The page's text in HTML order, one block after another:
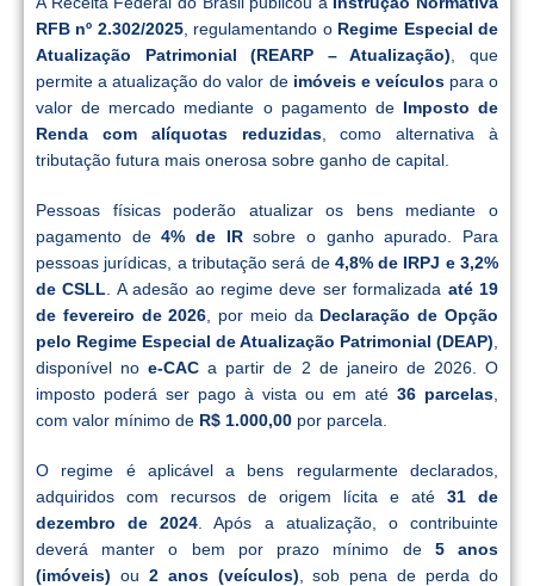
RFB nº 2.302/2025, regulamentando o Regime Especial de
Atualização Patrimonial (REARP – Atualização) , que
permite a atualização do valor de imóveis e veículospara o
valor de mercado mediante o pagamento de Imposto de
Renda com alíquotas reduzidas, como alternativa à
tributação futura mais onerosa sobre ganho de capital.
Pessoas físicas poderão atualizar os bens mediante o
pagamento de4% de IRsobre o ganho apurado. Para
pessoas jurídicas, a tributação será de 4,8% de IRPJ e 3,2%
de CSLL . A adesão ao regime deve ser formalizada até 19
de fevereiro de 2026 , por meio da Declaração de Opção
pelo Regime Especial de Atualização Patrimonial (DEAP)
disponível noe-CAC a partir de 2 de janeiro de 2026. O
imposto poderá ser pago à vista ou em até 36 parcelas
com valor mínimo de R$ 1.000,00 por parcela.
O regime é aplicável a bens regularmente declarados,
adquiridos com recursos de origem lícita e até 31 de
dezembro de 2024 . Após a atualização, o contribuinte
deverá manter o bem por prazo mínimo de 5 anos
(imóveis) ou 2 anos (veículos) , sob pena de perda do